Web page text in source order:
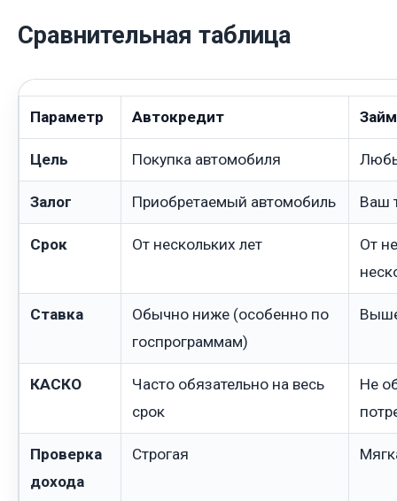
Сравнительная таблица
Параметр Автокредит
Цель Покупка автомобиля
Залог Приобретаемый автомобиль Ваш
Срок От нескольких лет
От
Ставка
Обычно ниже (особенно по
госпрограммам)
КАСКО
Часто обязательно на весь
срок
Не
Проверка
дохода
Строгая